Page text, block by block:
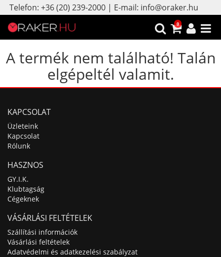
Telefon: +36 (20) 239-2000 | E-mail: info@oraker.hu
0
A termék nem található! Talán
elgépeltél valamit.
KAPCSOLAT
Üzleteink
Kapcsolat
Rólunk
HASZNOS
GY.I.K.
Klubtagság
Cégeknek
VÁSÁRLÁSI FELTÉTELEK
Szállítási információk
Vásárlási feltételek
Adatvédelmi és adatkezelési szabályzat